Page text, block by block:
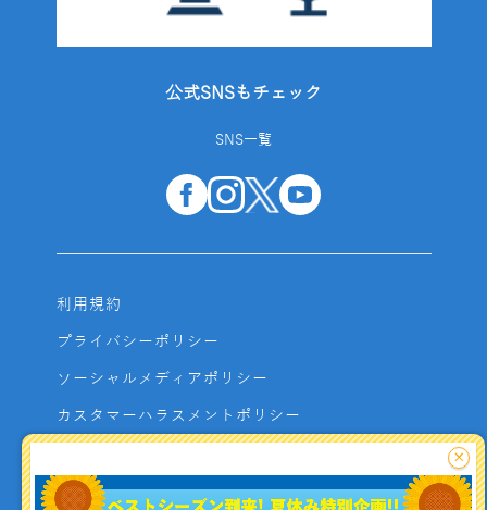
公式SNSもチェック
SNS一覧
利用規約
プライバシーポリシー
ソーシャルメディアポリシー
カスタマーハラスメントポリシー
よくあるご質問
×